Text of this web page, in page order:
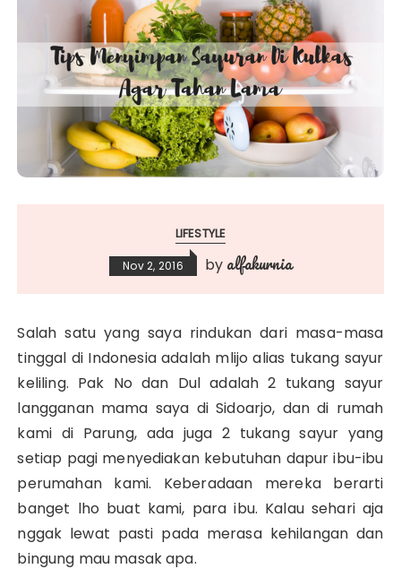
LIFESTYLE
Nov 2, 2016 by alfakurnia
Salah satu yang saya rindukan dari masa-masa
tinggal di Indonesia adalah mlijo alias tukang sayur
keliling. Pak No dan Dul adalah 2 tukang sayur
langganan mama saya di Sidoarjo, dan di rumah
kami di Parung, ada juga 2 tukang sayur yang
setiap pagi menyediakan kebutuhan dapur ibu-ibu
perumahan kami. Keberadaan mereka berarti
banget lho buat kami, para ibu. Kalau sehari aja
nggak lewat pasti pada merasa kehilangan dan
bingung mau masak apa.